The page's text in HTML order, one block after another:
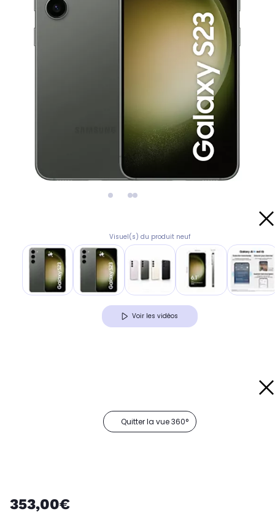
Visuel(s) du produit neuf
Voir les vidéos
Quitter la vue 360°
353,00€